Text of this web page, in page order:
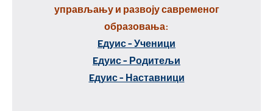
управљању и развоју савременог
образовања:
Eдуис - Ученици
Eдуис - Родитељи
Eдуис - Наставници